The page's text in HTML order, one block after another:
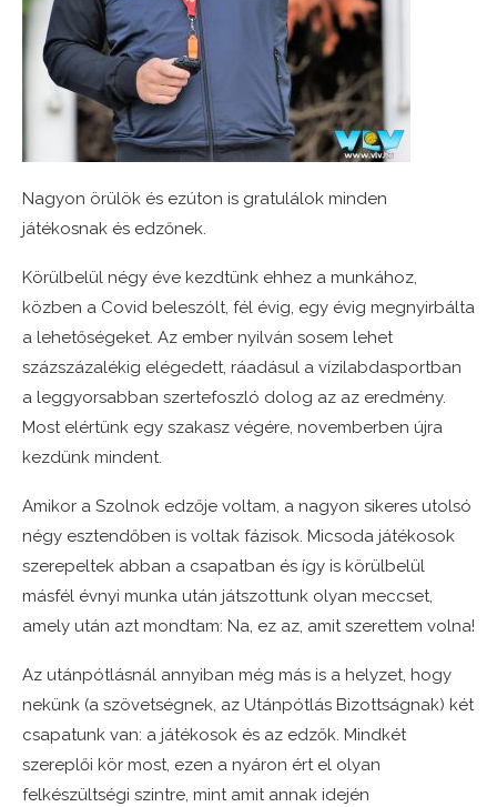
Nagyon örülök és ezúton is gratulálok minden
játékosnak és edzőnek.
Körülbelül négy éve kezdtünk ehhez a munkához,
közben a Covid beleszólt, fél évig, egy évig megnyirbálta
a lehetőségeket. Az ember nyilván sosem lehet
százszázalékig elégedett, ráadásul a vízilabdasportban
a leggyorsabban szertefoszló dolog az az eredmény.
Most elértünk egy szakasz végére, novemberben újra
kezdünk mindent.
Amikor a Szolnok edzője voltam, a nagyon sikeres utolsó
négy esztendőben is voltak fázisok. Micsoda játékosok
szerepeltek abban a csapatban és így is körülbelül
másfél évnyi munka után játszottunk olyan meccset,
amely után azt mondtam: Na, ez az, amit szerettem volna!
Az utánpótlásnál annyiban még más is a helyzet, hogy
nekünk (a szövetségnek, az Utánpótlás Bizottságnak) két
csapatunk van: a játékosok és az edzők. Mindkét
szereplői kör most, ezen a nyáron ért el olyan
felkészültségi szintre, mint amit annak idején